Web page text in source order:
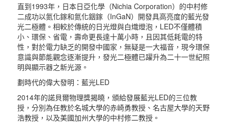
直到1993年，日本日亞化學（Nichia Corporation）的中村修
二成功以氮化鎵和氮化銦鎵（InGaN）開發具高亮度的藍光發
光二極體。相較於傳統的日光燈與白熾燈泡，LED不僅體積
小、環保、省電，壽命更長達十萬小時，且因其低耗電的特
性，對於電力缺乏的開發中國家，無疑是一大福音，現今環保
意識與節能觀念逐漸提升，發光二極體已躍升為二十一世紀照
明與顯示器之新光源。
劃時代的偉大發明：藍光LED
2014年的諾貝爾物理獎揭曉，頒給發展藍光LED的三位教
授，分別為任教於名城大學的赤崎勇教授、名古屋大學的天野
浩教授，以及美國加州大學的中村修二教授。